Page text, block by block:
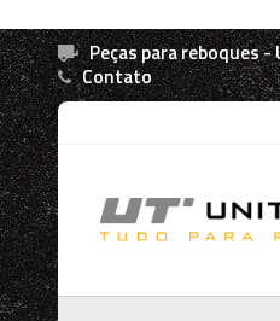
Peças para reboques -
Contato